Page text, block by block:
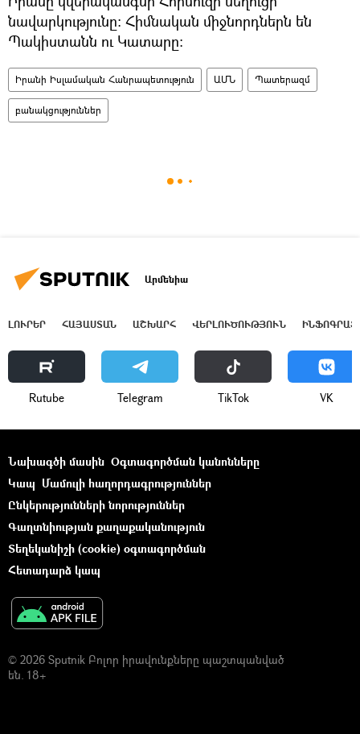
նավարկությունը: Հիմնական միջնորդներն են
Պակիստանն ու Կատարը։
Իրանի Իսլամական Հանրապետություն ԱՄՆ Պատերազմ
բանակցություններ
Արմենիա
ԼՈՒՐԵՐ ՀԱՅԱՍՏԱՆ ԱՇԽԱՐՀ ՎԵՐԼՈՒԾՈՒԹՅՈՒՆ
Rutube Telegram ТikТоk VK
Նախագծի մասին Օգտագործման կանոնները
Կապ Մամուլի հաղորդագրություններ
Ընկերությունների նորություններ
Գաղտնիության քաղաքականություն
Տեղեկանիշի (cookie) օգտագործման
Հետադարձ կապ
© 2026 Sputnik Բոլոր իրավունքները պաշտպանված
են. 18+